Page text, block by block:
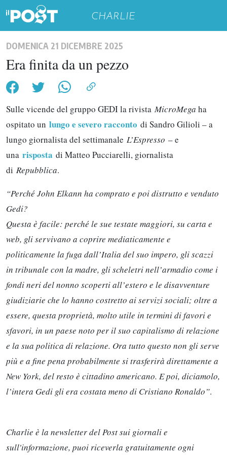
CHARLIE
DOMENICA 21 DICEMBRE 2025
Era finita da un pezzo
Sulle vicende del gruppo GEDI la rivistaMicroMega ha
ospitato un lungo e severo racconto di Sandro Gilioli – a
lungo giornalista del settimanale L’Espresso – e
una risposta di Matteo Pucciarelli, giornalista
di Repubblica.
“Perché John Elkann ha comprato e poi distrutto e venduto
Gedi?
Questa è facile: perché le sue testate maggiori, su carta e
web, gli servivano a coprire mediaticamente e
politicamente la fuga dall’Italia del suo impero, gli scazzi
in tribunale con la madre, gli scheletri nell’armadio come i
fondi neri del nonno scoperti all’estero e le disavventure
giudiziarie che lo hanno costretto ai servizi sociali; oltre a
essere, questa proprietà, molto utile in termini di favori e
sfavori, in un paese noto per il suo capitalismo di relazione
e la sua politica di relazione. Ora tutto questo non gli serve
più e a fine pena probabilmente si trasferirà direttamente a
New York, del resto è cittadino americano. E poi, diciamolo,
l’intera Gedi gli era costata meno di Cristiano Ronaldo”.
Charlie è la newsletter del Post sui giornali e
sull'informazione, puoi riceverla gratuitamente ogni